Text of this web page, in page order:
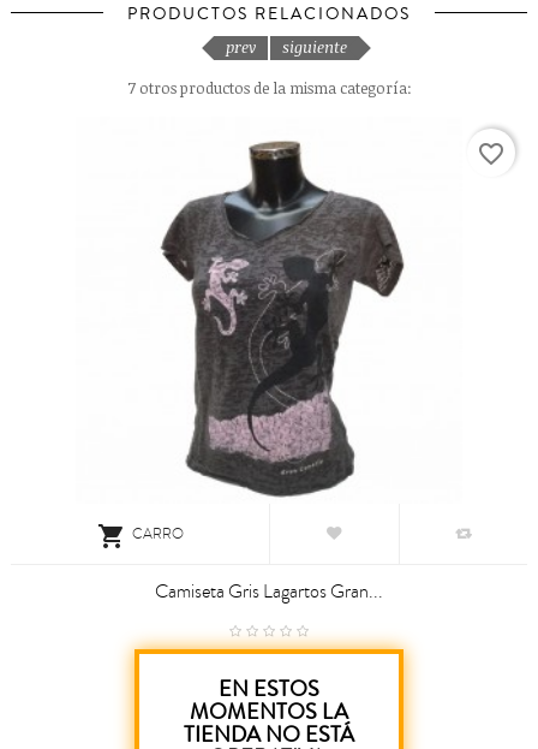
PRODUCTOS RELACIONADOS
7 otros productos de la misma categoría:
 CARRO
Camiseta Gris Lagartos Gran...
15,80 €
favorite_border
prev siguiente
EN ESTOS
MOMENTOS LA
TIENDA NO ESTÁ